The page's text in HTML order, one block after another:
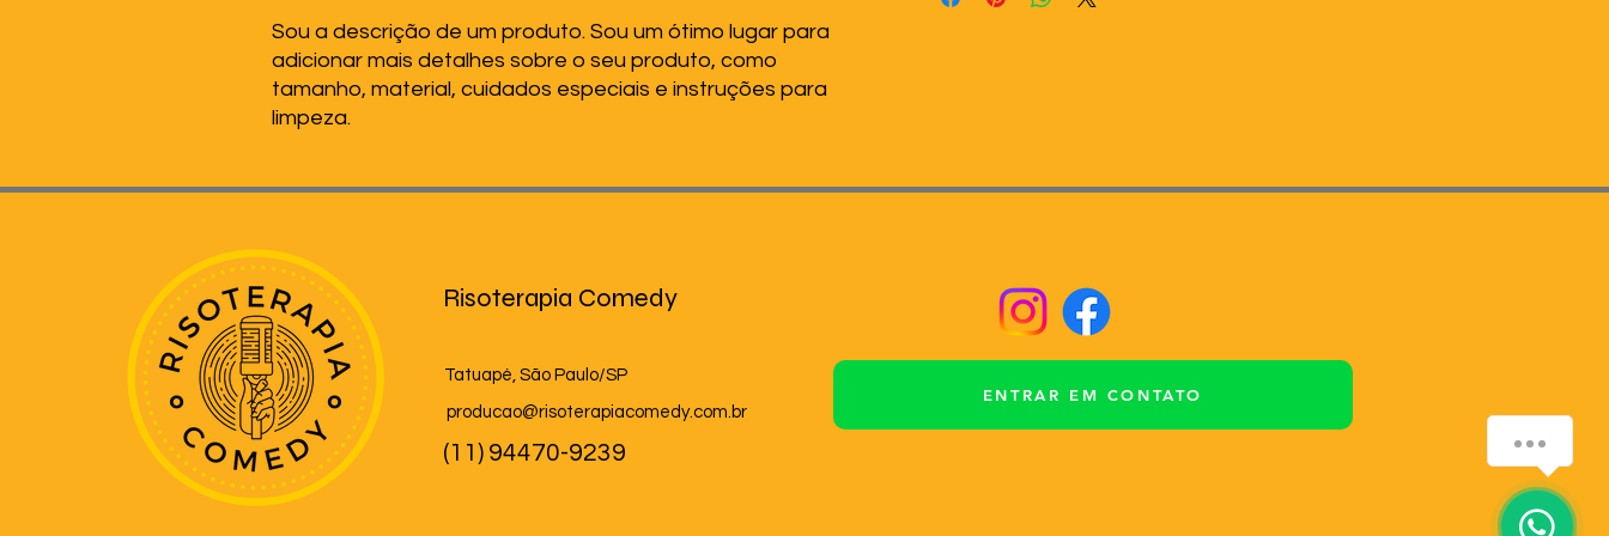
Sou a descrição de um produto. Sou um ótimo lugar para
adicionar mais detalhes sobre o seu produto, como
tamanho, material, cuidados especiais e instruções para
limpeza.
Risoterapia Comedy
Tatuapé, São Paulo/SP
ENTRAR EM CONTATO
producao@risoterapiacomedy.com.br
(11) 94470-9239